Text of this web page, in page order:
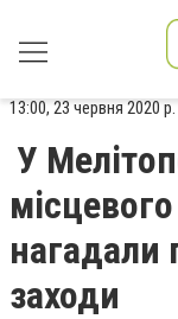
13:00, 23 червня 2020 р.
У
нагадали
заходи